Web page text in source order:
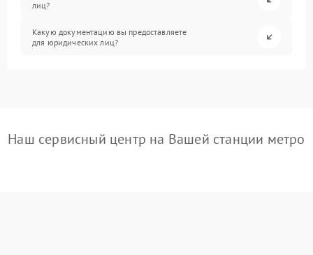
лиц?
Какую документацию вы предоставляете
для юридических лиц?
Наш сервисный центр на Вашей станции метро